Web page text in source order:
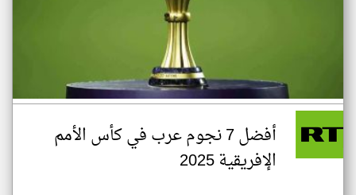
أفضل 7 نجوم عرب في كأس الأمم
الإفريقية 2025